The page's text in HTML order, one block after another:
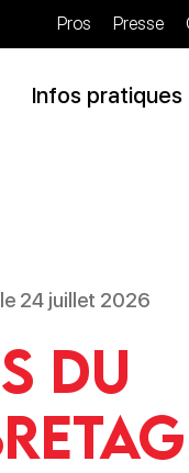
Pros Presse
Infos pratiques
24 juillet 2026
du